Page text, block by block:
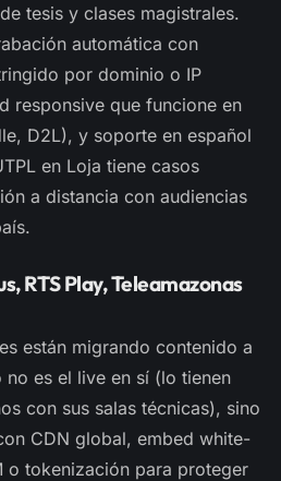
tesis y clases magistrales.
automática con
por dominio o IP
responsive que funcione en
D2L), y soporte en español
en Loja tiene casos
a distancia con audiencias
RTS Play, Teleamazonas
están migrando contenido a
no es el live en sí (lo tienen
con sus salas técnicas), sino
CDN global, embed white-
o tokenización para proteger